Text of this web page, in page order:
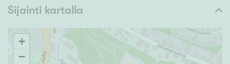
Sijainti kartalla
+
−